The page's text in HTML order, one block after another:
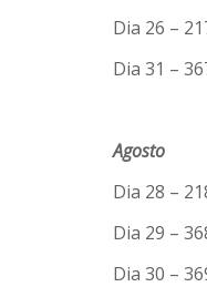
Dia 26 –
Dia 31 –
Agosto
Dia 28 –
Dia 29 –
Dia 30 –